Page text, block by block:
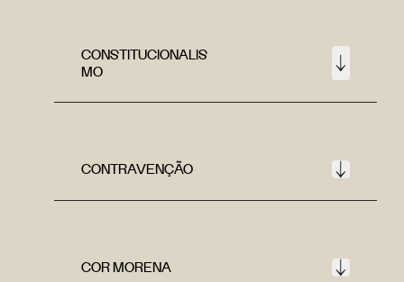
CONSTITUCIONALIS
MO
CONTRAVENÇÃO
COR MORENA